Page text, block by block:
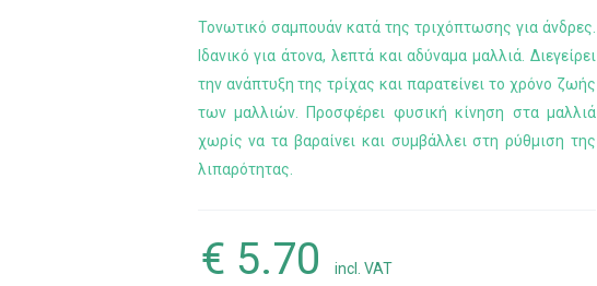
Τονωτικό σαμπουάν κατά της τριχόπτωσης για άνδρες.
Ιδανικό για άτονα, λεπτά και αδύναμα μαλλιά. Διεγείρει
την ανάπτυξη της τρίχας και παρατείνει το χρόνο ζωής
των μαλλιών. Προσφέρει φυσική κίνηση στα μαλλιά
χωρίς να τα βαραίνει και συμβάλλει στη ρύθμιση της
λιπαρότητας.
€ 5.70 incl. VAT